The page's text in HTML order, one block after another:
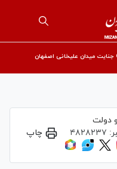
جنایت میدان علیخانی اصفهان
دولت
۴۸۲۸۲۳۷ چاپ